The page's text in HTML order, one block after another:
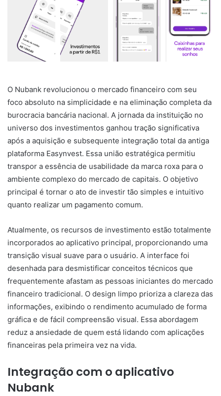
O Nubank revolucionou o mercado financeiro com seu
foco absoluto na simplicidade e na eliminação completa da
burocracia bancária nacional. A jornada da instituição no
universo dos investimentos ganhou tração significativa
após a aquisição e subsequente integração total da antiga
plataforma Easynvest. Essa união estratégica permitiu
transpor a essência de usabilidade da marca roxa para o
ambiente complexo do mercado de capitais. O objetivo
principal é tornar o ato de investir tão simples e intuitivo
quanto realizar um pagamento comum.
Atualmente, os recursos de investimento estão totalmente
incorporados ao aplicativo principal, proporcionando uma
transição visual suave para o usuário. A interface foi
desenhada para desmistificar conceitos técnicos que
frequentemente afastam as pessoas iniciantes do mercado
financeiro tradicional. O design limpo prioriza a clareza das
informações, exibindo o rendimento acumulado de forma
gráfica e de fácil compreensão visual. Essa abordagem
reduz a ansiedade de quem está lidando com aplicações
financeiras pela primeira vez na vida.
Integração com o aplicativo
Nubank